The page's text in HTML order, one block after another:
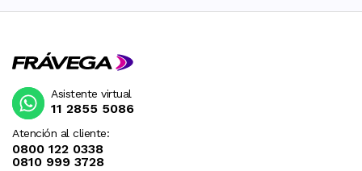
Atención al cliente:
0800 122 0338
0810 999 3728
Asistente virtual
11 2855 5086